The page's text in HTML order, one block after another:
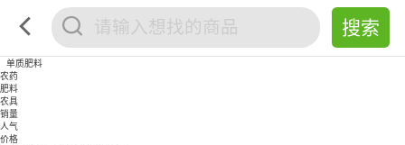
单质肥料
农药
肥料
农具
销量
人气
价格